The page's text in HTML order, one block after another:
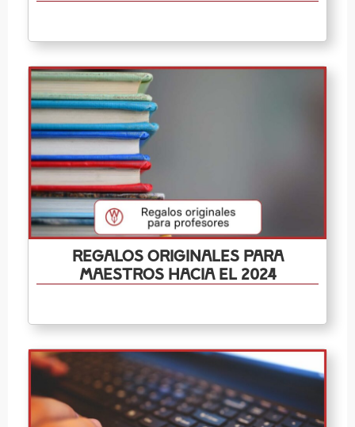
Regalos originales para
maestros hacia el 2024